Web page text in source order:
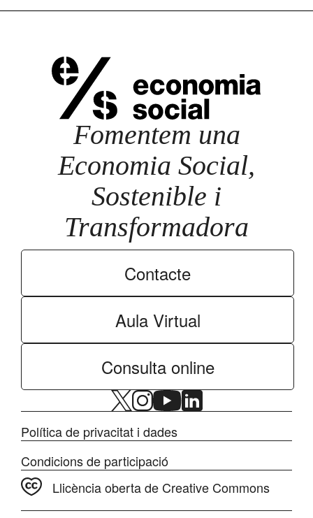
Fomentem una
Economia Social,
Sostenible i
Transformadora
Contacte
Aula Virtual
Consulta online
Política de privacitat i dades
Condicions de participació
Llicència oberta de Creative Commons